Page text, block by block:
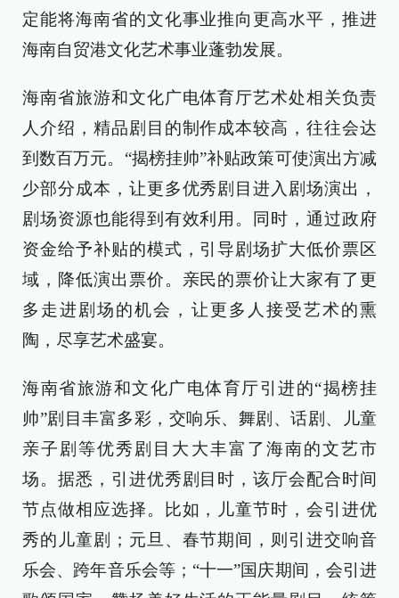
定能将海南省的文化事业推向更高水平，推进
海南自贸港文化艺术事业蓬勃发展。
海南省旅游和文化广电体育厅艺术处相关负责
人介绍，精品剧目的制作成本较高，往往会达
到数百万元。“揭榜挂帅”补贴政策可使演出方减
少部分成本，让更多优秀剧目进入剧场演出，
剧场资源也能得到有效利用。同时，通过政府
资金给予补贴的模式，引导剧场扩大低价票区
域，降低演出票价。亲民的票价让大家有了更
多走进剧场的机会，让更多人接受艺术的熏
陶，尽享艺术盛宴。
海南省旅游和文化广电体育厅引进的“揭榜挂
帅”剧目丰富多彩，交响乐、舞剧、话剧、儿童
亲子剧等优秀剧目大大丰富了海南的文艺市
场。据悉，引进优秀剧目时，该厅会配合时间
节点做相应选择。比如，儿童节时，会引进优
秀的儿童剧；元旦、春节期间，则引进交响音
乐会、跨年音乐会等；“十一”国庆期间，会引进